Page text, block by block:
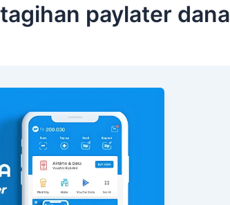
paylater dana